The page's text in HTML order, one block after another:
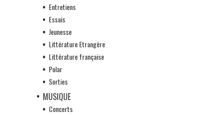
Entretiens
Essais
Jeunesse
Littérature Etrangère
Littérature française
Polar
Sorties
MUSIQUE
Concerts